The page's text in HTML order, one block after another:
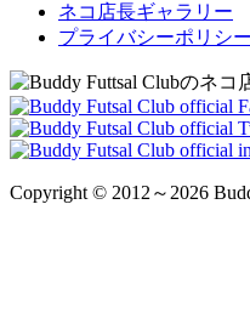
ネコ店長ギャラリー
プライバシーポリシー
Copyright © 2012～2026